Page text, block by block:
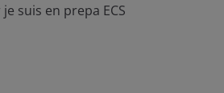
suis en prepa ECS